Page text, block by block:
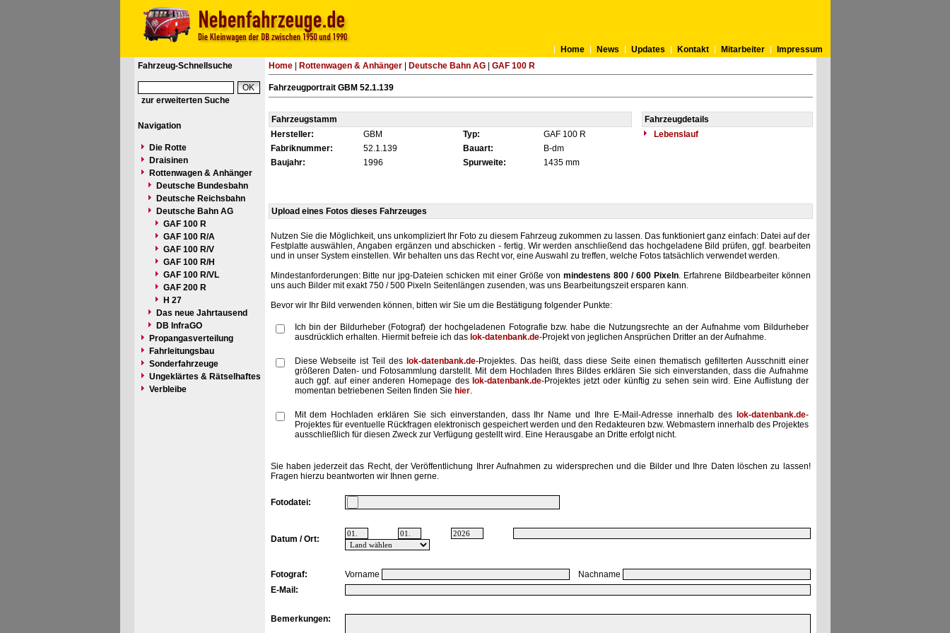
Home News Updates Kontakt Mitarbeiter
Impressum
Fahrzeug-Schnellsuche
zur erweiterten Suche
Navigation
Die Rotte
Draisinen
Rottenwagen & Anhänger
Deutsche Bundesbahn
Deutsche Reichsbahn
Deutsche Bahn AG
GAF 100 R
GAF 100 R/A
GAF 100 R/V
GAF 100 R/H
GAF 100 R/VL
GAF 200 R
H 27
Das neue Jahrtausend
DB InfraGO
Propangasverteilung
Fahrleitungsbau
Sonderfahrzeuge
Ungeklärtes & Rätselhaftes
Verbleibe
Home| Rottenwagen & Anhänger| Deutsche Bahn AG| GAF 100 R
Fahrzeugportrait GBM 52.1.139
Fahrzeugstamm
Fahrzeugdetails
Hersteller:
GBM Typ: GAF 100 R
Lebenslauf
Fabriknummer:
52.1.139 Bauart:
B-dm
Baujahr:
1996 Spurweite: 1435 mm
Upload eines Fotos dieses Fahrzeuges
Nutzen Sie die Möglichkeit, uns unkompliziert Ihr Foto zu diesem Fahrzeug zukommen zu lassen. Das funktioniert ganz einfach: Datei auf der
Festplatte auswählen, Angaben ergänzen und abschicken - fertig. Wir werden anschließend das hochgeladene Bild prüfen, ggf. bearbeiten
und in unser System einstellen. Wir behalten uns das Recht vor, eine Auswahl zu treffen, welche Fotos tatsächlich verwendet werden.
Mindestanforderungen: Bitte nur jpg-Dateien schicken mit einer Größe von mindestens 800 / 600 Pixeln. Erfahrene Bildbearbeiter können
uns auch Bilder mit exakt 750 / 500 Pixeln Seitenlängen zusenden, was uns Bearbeitungszeit ersparen kann.
Bevor wir Ihr Bild verwenden können, bitten wir Sie um die Bestätigung folgender Punkte:
Ich bin der Bildurheber (Fotograf) der hochgeladenen Fotografie bzw. habe die Nutzungsrechte an der Aufnahme vom Bildurheber
ausdrücklich erhalten. Hiermit befreie ich das lok-datenbank.de-Projekt von jeglichen Ansprüchen Dritter an der Aufnahme.
Diese Webseite ist Teil des lok-datenbank.de-Projektes. Das heißt, dass diese Seite einen thematisch gefilterten Ausschnitt einer
größeren Daten- und Fotosammlung darstellt. Mit dem Hochladen Ihres Bildes erklären Sie sich einverstanden, dass die Aufnahme
auch ggf. auf einer anderen Homepage des lok-datenbank.de-Projektes jetzt oder künftig zu sehen sein wird. Eine Auflistung der
momentan betriebenen Seiten finden Sie hier.
Mit dem Hochladen erklären Sie sich einverstanden, dass Ihr Name und Ihre E-Mail-Adresse innerhalb des lok-datenbank.de-
Projektes für eventuelle Rückfragen elektronisch gespeichert werden und den Redakteuren bzw. Webmastern innerhalb des Projektes
ausschließlich für diesen Zweck zur Verfügung gestellt wird. Eine Herausgabe an Dritte erfolgt nicht.
Sie haben jederzeit das Recht, der Veröffentlichung Ihrer Aufnahmen zu widersprechen und die Bilder und Ihre Daten löschen zu lassen!
Fragen hierzu beantworten wir Ihnen gerne.
Fotodatei:
Datum / Ort:
Fotograf: Vorname
Nachname
E-Mail:
Bemerkungen: